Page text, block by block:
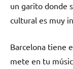
un garito donde
cultural es muy
Barcelona tiene
mete en tu